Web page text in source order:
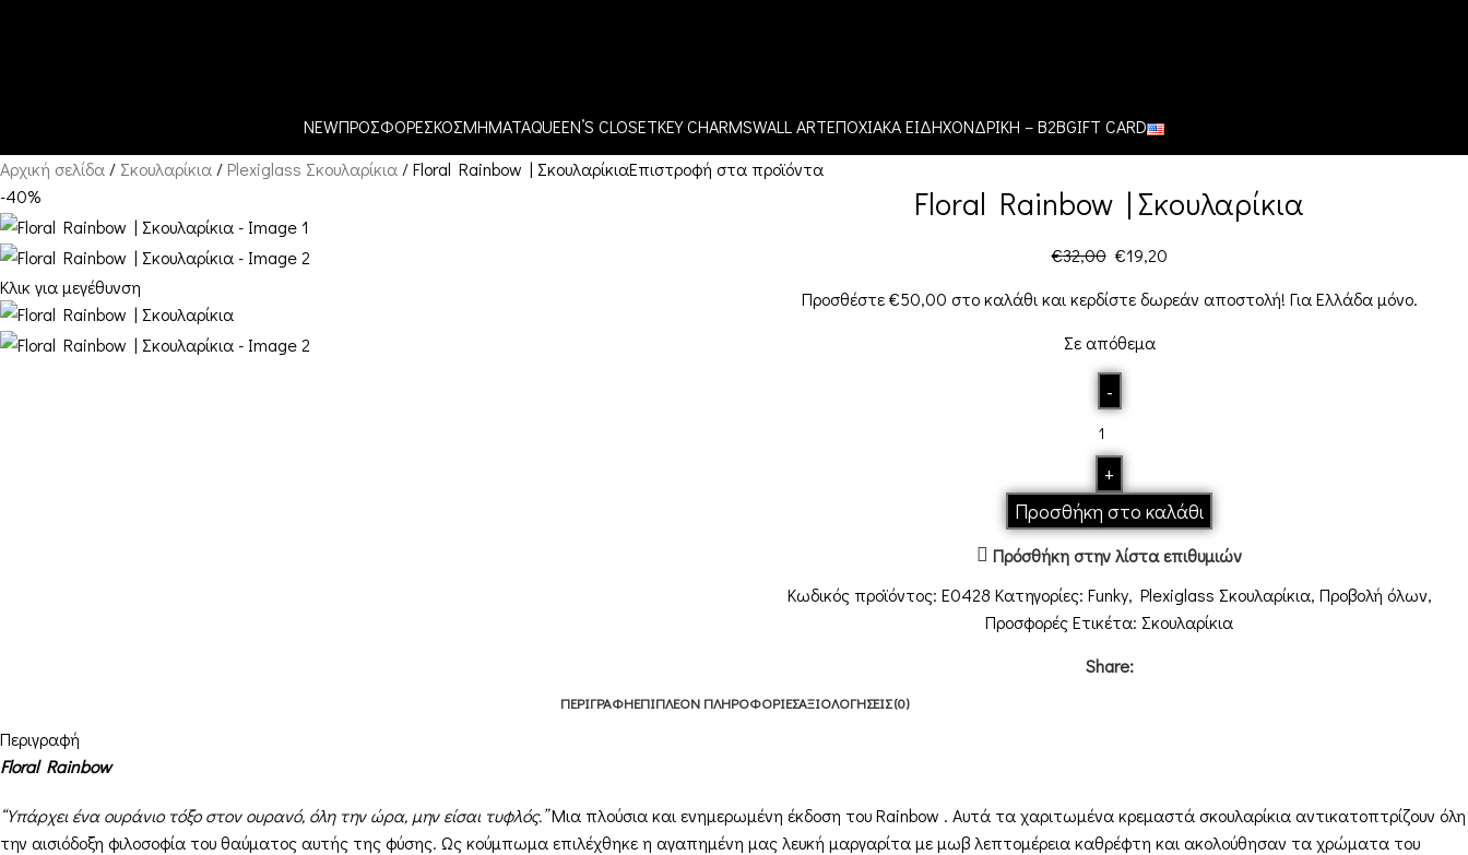
NEWΠΡΟΣΦΟΡΕΣΚΟΣΜΗΜΑΤΑQUEEN’S CLOSETKEY CHARMSWALL ARTΕΠΟΧΙΑΚΑ ΕΙΔΗΧΟΝΔΡΙΚΗ – B2BGIFT CARD
Αρχική σελίδα
Σκουλαρίκια Plexiglass Σκουλαρίκια Floral Rainbow | ΣκουλαρίκιαΕπιστροφή στα προϊόντα
-40%
Κλικ για μεγέθυνση
Floral Rainbow | Σκουλαρίκια
€32,00 €19,20
Προσθέστε€50,00 στο καλάθι και κερδίστε δωρεάν αποστολή! Για Ελλάδα μόνο.
Σε απόθεμα
Προσθήκη στο καλάθι
Πρόσθήκη στην λίστα επιθυμιών
Κωδικός προϊόντος: E0428 Κατηγορίες: Funky, Plexiglass Σκουλαρίκια, Προβολή όλων,
ΠροσφορέςΕτικέτα: Σκουλαρίκια
Share:
ΠΕΡΙΓΡΑΦΉΕΠΙΠΛΈΟΝ ΠΛΗΡΟΦΟΡΊΕΣΑΞΙΟΛΟΓΉΣΕΙΣ (0)
Περιγραφή
Floral Rainbow
“Υπάρχει ένα ουράνιο τόξο στον ουρανό, όλη την ώρα, μην είσαι τυφλός.”Μια πλούσια και ενημερωμένη έκδοση τουRainbow . Αυτά τα χαριτωμένα κρεμαστά σκουλαρίκια αντικατοπτρίζουν όλη
την αισιόδοξη φιλοσοφία του θαύματος αυτής της φύσης. Ως κούμπωμα επιλέχθηκε η αγαπημένη μας λευκή μαργαρίτα με μωβ λεπτομέρεια καθρέφτη και ακολούθησαν τα χρώματα του